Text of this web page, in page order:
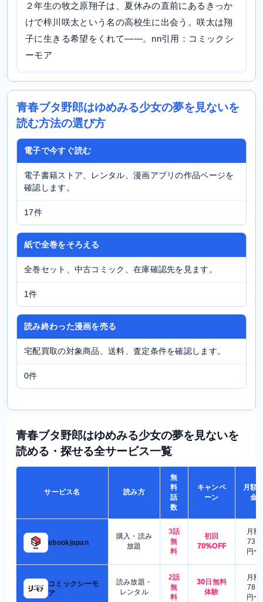
２年生の牧之原翔子は、夏休みの直前にあるきっか
けで梓川咲太という名の高校生に出会う。咲太は翔
子に生きる希望をくれて――。nn引用：コミックシ
ーモア
青春ブタ野郎はゆめみる少女の夢を見ないを
読む方法の選び方
電子で今すぐ読む
電子書籍ストア、レンタル、漫画アプリの作品ページを
確認します。
17件
紙で全巻をそろえる
全巻セット、中古コミック、在庫確認先を見ます。
1件
読み終わった漫画を売る
宅配買取の対象商品、送料、査定条件を確認します。
0件
青春ブタ野郎はゆめみる少女の夢を見ないを
読める・探せる全サービス一覧
サービス名 読み方
無
料
話
数
キャンペ
ーン
月額
金
ebookjapan
購入・読み
放題
3話
無
料
初回
70%OFF
月額
730
円〜
コミックシーモ
ア
読み放題・
レンタル
2話
無
料
30日無料
体験
月額
780
円〜